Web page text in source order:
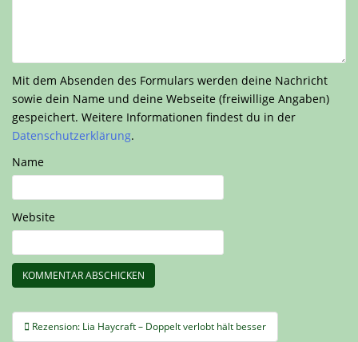
Mit dem Absenden des Formulars werden deine Nachricht
sowie dein Name und deine Webseite (freiwillige Angaben)
gespeichert. Weitere Informationen findest du in der
Datenschutzerklärung.
Name
Website
Beitragsnavigation
Rezension: Lia Haycraft – Doppelt verlobt hält besser